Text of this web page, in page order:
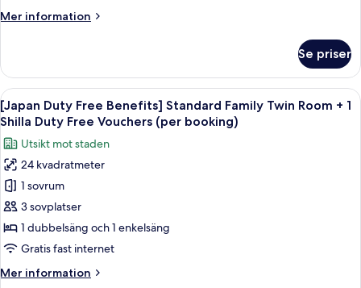
Double
Shilla
Duty
Free
Vouchers
(per
booking)
Mer information
Mer
Duty
Free
Benefits]
Standard
Hollywood
Double
+
Shilla
Duty
Vouchers
(per
Se priser
Öppna
alla
foton
för
[Japan
Duty
Free
Benefits]
Standard
Twin
Sängtillbehör av högsta kvalitet och
7
[Japan Duty Free Benefits] Standard Family Twin Room + 1
Shilla Duty Free Vouchers (per booking)
Utsikt mot staden
24 kvadratmeter
1 sovrum
3 sovplatser
1 dubbelsäng och 1 enkelsäng
Gratis fast internet
Mer information
Mer